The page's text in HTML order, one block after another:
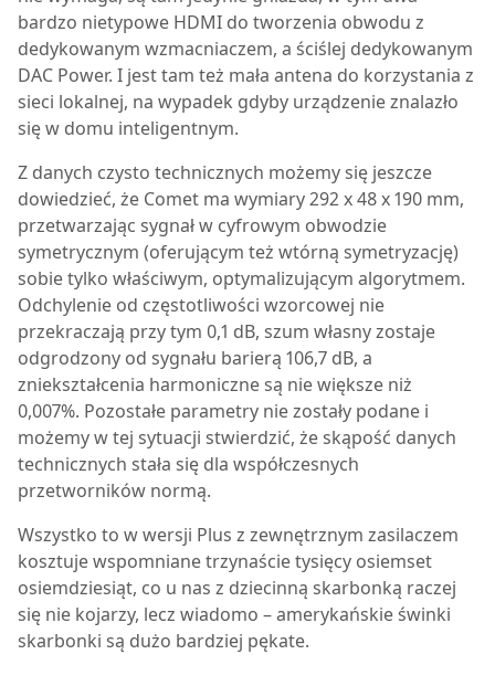
bardzo nietypowe HDMI do tworzenia obwodu z
dedykowanym wzmacniaczem, a ściślej dedykowanym
DAC Power. I jest tam też mała antena do korzystania z
sieci lokalnej, na wypadek gdyby urządzenie znalazło
się w domu inteligentnym.
Z danych czysto technicznych możemy się jeszcze
dowiedzieć, że Comet ma wymiary 292 x 48 x 190 mm,
przetwarzając sygnał w cyfrowym obwodzie
symetrycznym (oferującym też wtórną symetryzację)
sobie tylko właściwym, optymalizującym algorytmem.
Odchylenie od częstotliwości wzorcowej nie
przekraczają przy tym 0,1 dB, szum własny zostaje
odgrodzony od sygnału barierą 106,7 dB, a
zniekształcenia harmoniczne są nie większe niż
0,007%. Pozostałe parametry nie zostały podane i
możemy w tej sytuacji stwierdzić, że skąpość danych
technicznych stała się dla współczesnych
przetworników normą.
Wszystko to w wersji Plus z zewnętrznym zasilaczem
kosztuje wspomniane trzynaście tysięcy osiemset
osiemdziesiąt, co u nas z dziecinną skarbonką raczej
się nie kojarzy, lecz wiadomo – amerykańskie świnki
skarbonki są dużo bardziej pękate.